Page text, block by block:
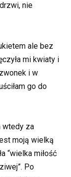
nie
ale bez
mi kwiaty i
i w
go do
wtedy za
moją wielką
“wielka miłość
Po